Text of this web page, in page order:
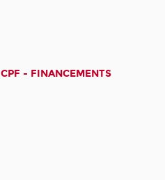
CPF - FINANCEMENTS